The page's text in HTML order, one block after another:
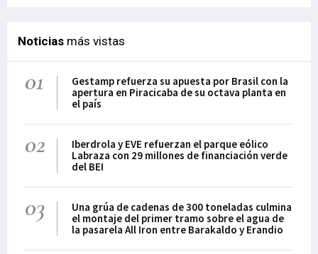
Noticias más vistas
01
Gestamp refuerza su apuesta por Brasil con la
apertura en Piracicaba de su octava planta en
el país
02
Iberdrola y EVE refuerzan el parque eólico
Labraza con 29 millones de financiación verde
del BEI
03
Una grúa de cadenas de 300 toneladas culmina
el montaje del primer tramo sobre el agua de
la pasarela All Iron entre Barakaldo y Erandio